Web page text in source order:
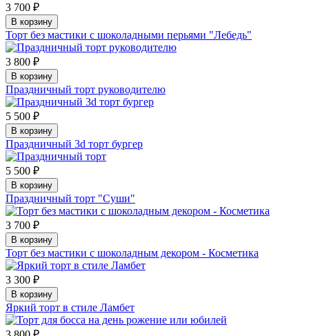
3 700 ₽
В корзину
Торт без мастики с шоколадными перьями "Лебедь"
3 800 ₽
В корзину
Праздничный торт руководителю
5 500 ₽
В корзину
Праздничный 3d торт бургер
5 500 ₽
В корзину
Праздничный торт "Суши"
3 700 ₽
В корзину
Торт без мастики с шоколадным декором - Косметика
3 300 ₽
В корзину
Яркий торт в стиле Ламбет